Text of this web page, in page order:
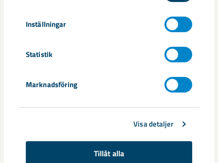
Inställningar
Statistik
Marknadsföring
Visa detaljer
Tillåt alla